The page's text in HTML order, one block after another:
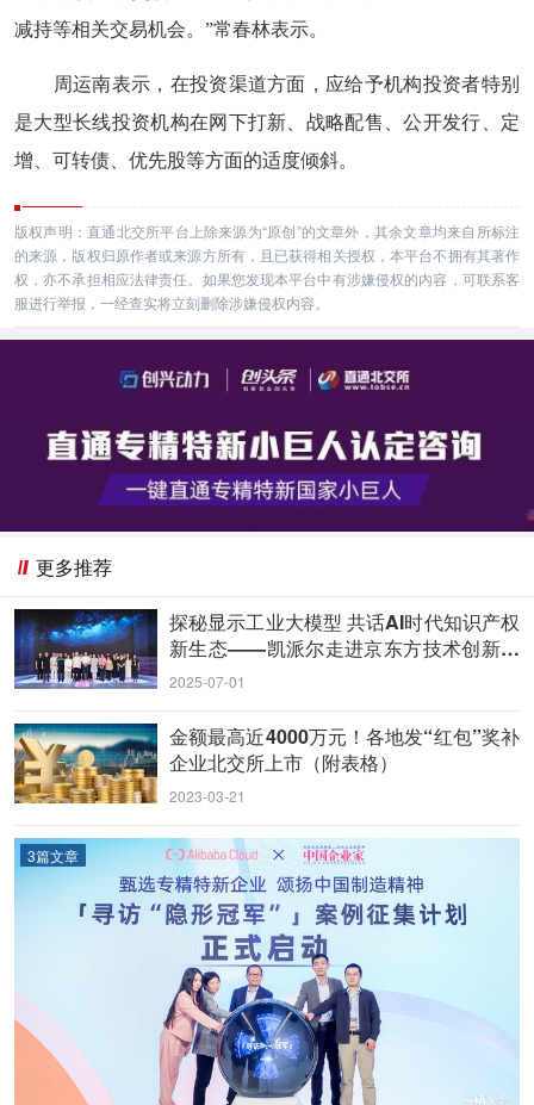
减持等相关交易机会。”常春林表示。
周运南表示，在投资渠道方面，应给予机构投资者特别
是大型长线投资机构在网下打新、战略配售、公开发行、定
增、可转债、优先股等方面的适度倾斜。
版权声明：直通北交所平台上除来源为“原创”的文章外，其余文章均来自所标注
的来源，版权归原作者或来源方所有，且已获得相关授权，本平台不拥有其著作
权，亦不承担相应法律责任。如果您发现本平台中有涉嫌侵权的内容，可联系客
服进行举报，一经查实将立刻删除涉嫌侵权内容。
更多推荐
探秘显示工业大模型 共话AI时代知识产权
新生态——凯派尔走进京东方技术创新中
心
2025-07-01
金额最高近4000万元！各地发“红包”奖补
企业北交所上市（附表格）
2023-03-21
3篇文章